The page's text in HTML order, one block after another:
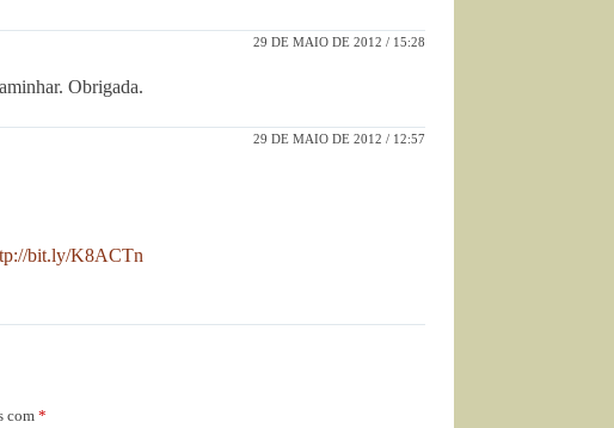
29 DE MAIO DE 2012 / 15:28
Obrigada.
29 DE MAIO DE 2012 / 12:57
bit.ly/K8ACTn
com *